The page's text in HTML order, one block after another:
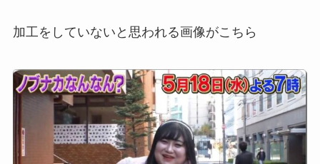
加工をしていないと思われる画像がこちら